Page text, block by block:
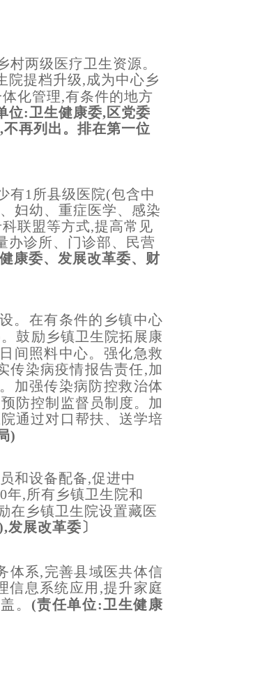
两级医疗卫生资源。
院提档升级,成为中心乡
化管理,有条件的地方
位:卫生健康委,区党委
再列出。排在第一位
有1所县级医院(包含中
妇幼、重症医学、感染
联盟等方式,提高常见
办诊所、门诊部、民营
康委、发展改革委、财
。在有条件的乡镇中心
鼓励乡镇卫生院拓展康
间照料中心。强化急救
传染病疫情报告责任,加
加强传染病防控救治体
防控制监督员制度。加
通过对口帮扶、送学培
)
和设备配备,促进中
年,所有乡镇卫生院和
在乡镇卫生院设置藏医
展改革委〕
体系,完善县域医共体信
信息系统应用,提升家庭
。 (责任单位:卫生健康